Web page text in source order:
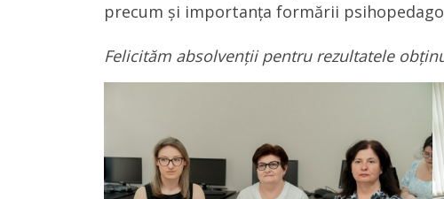
precum și importanța formării
Felicităm absolvenții pentru rezultatele